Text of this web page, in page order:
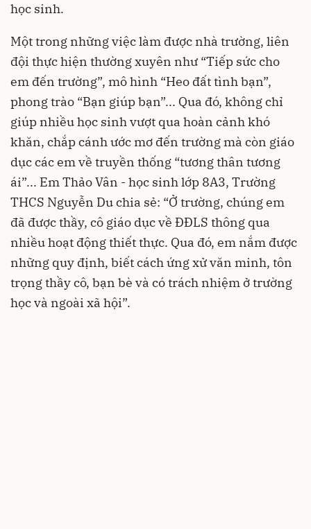
học sinh.
Một trong những việc làm được nhà trường, liên
đội thực hiện thường xuyên như “Tiếp sức cho
em đến trường”, mô hình “Heo đất tình bạn”,
phong trào “Bạn giúp bạn”... Qua đó, không chỉ
giúp nhiều học sinh vượt qua hoàn cảnh khó
khăn, chắp cánh ước mơ đến trường mà còn giáo
dục các em về truyền thống “tương thân tương
ái”... Em Thảo Vân - học sinh lớp 8A3, Trường
THCS Nguyễn Du chia sẻ: “Ở trường, chúng em
đã được thầy, cô giáo dục về ĐĐLS thông qua
nhiều hoạt động thiết thực. Qua đó, em nắm được
những quy định, biết cách ứng xử văn minh, tôn
trọng thầy cô, bạn bè và có trách nhiệm ở trường
học và ngoài xã hội”.